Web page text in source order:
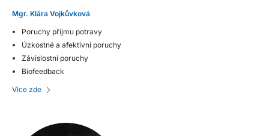
Mgr. Klára Vojkůvková
Poruchy příjmu potravy
Úzkostné a afektivní poruchy
Závislostní poruchy
Biofeedback
Více zde